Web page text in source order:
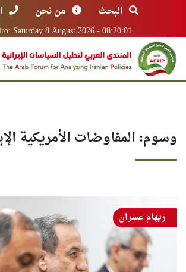
البحث من نحن
Saturday 8 August 2026 - 08:20:01
وسوم: المفاوضات الأمريكية
ريهام عسران